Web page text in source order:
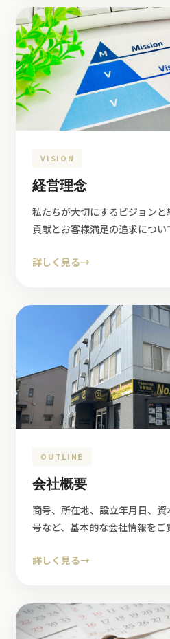
VISION
経営理念
私たちが大切にするビジョン
貢献とお客様満足の追求につい
詳しく見る→
OUTLINE
会社概要
商号、所在地、設立年月日、
号など、基本的な会社情報をご
詳しく見る→